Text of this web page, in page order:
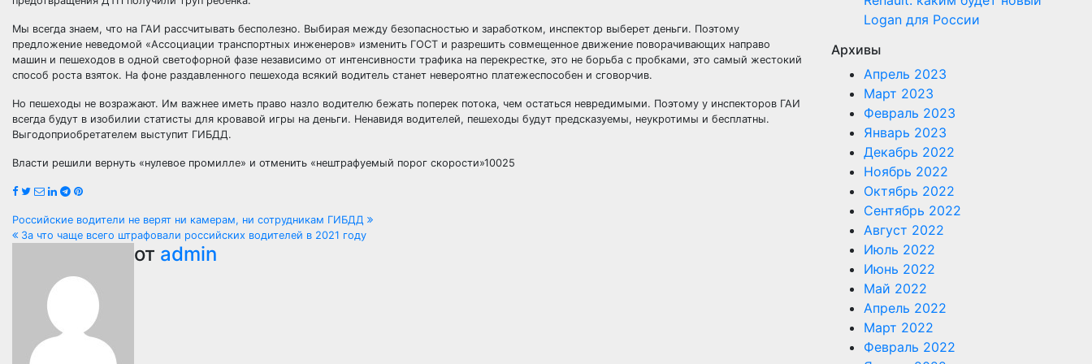
Мы всегда знаем, что на ГАИ рассчитывать бесполезно. Выбирая между безопасностью и заработком, инспектор выберет деньги. Поэтому
предложение неведомой «Ассоциации транспортных инженеров» изменить ГОСТ и разрешить совмещенное движение поворачивающих направо
машин и пешеходов в одной светофорной фазе независимо от интенсивности трафика на перекрестке, это не борьба с пробками, это самый жестокий
способ роста взяток. На фоне раздавленного пешехода всякий водитель станет невероятно платежеспособен и сговорчив.
Но пешеходы не возражают. Им важнее иметь право назло водителю бежать поперек потока, чем остаться невредимыми. Поэтому у инспекторов ГАИ
всегда будут в изобилии статисты для кровавой игры на деньги. Ненавидя водителей, пешеходы будут предсказуемы, неукротимы и бесплатны.
Выгодоприобретателем выступит ГИБДД.
Власти решили вернуть «нулевое промилле» и отменить «нештрафуемый порог скорости»10025
Навигация
записям
Российские водители не верят ни камерам, ни сотрудникам ГИБДД
За что чаще всего штрафовали российских водителей в 2021 году
от admin
Logan для России
Архивы
Апрель 2023
Март 2023
Февраль 2023
Январь 2023
Декабрь 2022
Ноябрь 2022
Октябрь 2022
Сентябрь 2022
Август 2022
Июль 2022
Июнь 2022
Май 2022
Апрель 2022
Март 2022
Февраль 2022